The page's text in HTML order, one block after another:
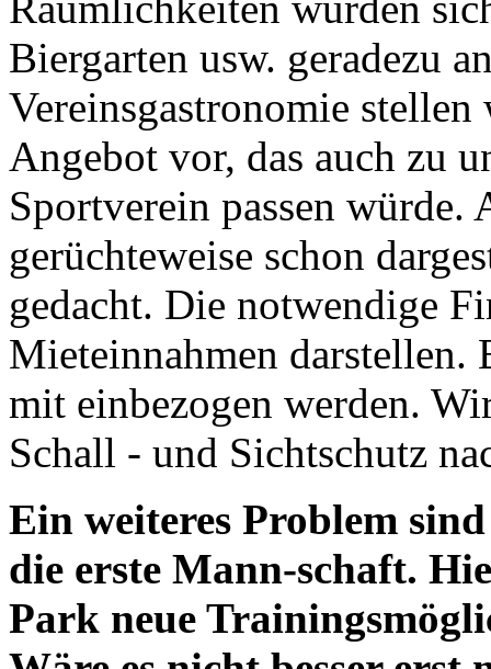
Biergarten usw. geradezu
Vereinsgastronomie
Angebot vor, das auch zu
Sportverein passen
gerüchteweise schon
gedacht. Die notwendige
Mieteinnahmen darstellen.
mit einbezogen werden.
Schall - und Sichtschutz
Ein weiteres Problem
die erste Mann-schaft.
Park neue